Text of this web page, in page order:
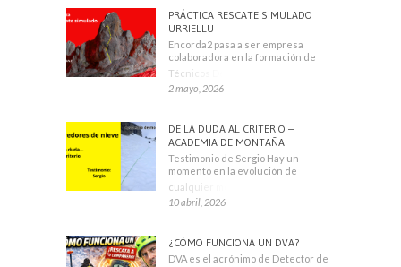
PRÁCTICA RESCATE SIMULADO
URRIELLU
Encorda2 pasa a ser empresa
colaboradora en la formación de
Técnicos Deportivos
2 mayo, 2026
DE LA DUDA AL CRITERIO –
ACADEMIA DE MONTAÑA
Testimonio de Sergio Hay un
momento en la evolución de
cualquier montañero
10 abril, 2026
¿CÓMO FUNCIONA UN DVA?
DVA es el acrónimo de Detector de